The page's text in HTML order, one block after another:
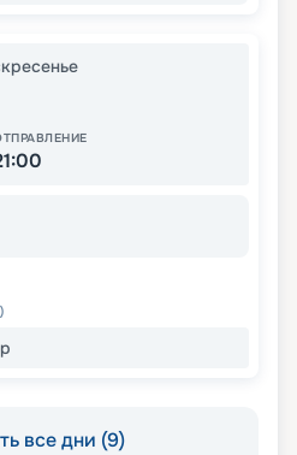
все дни (9)